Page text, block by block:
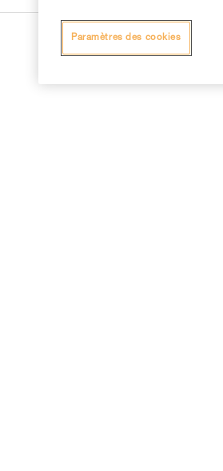
Paramètres des cookies